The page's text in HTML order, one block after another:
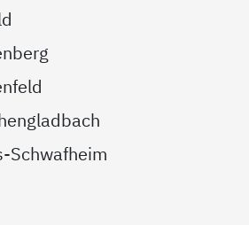
Schwafheim